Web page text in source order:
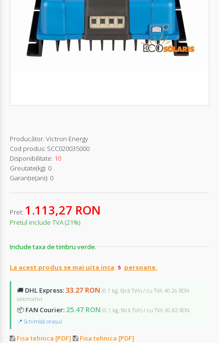
Înregistrează-
Producător: Victron Energy
Cod produs: SCC020035000
Disponibilitate: 10
Greutate(kg): 0
Garanţie(ani): 0
Pret: 1.113,27 RON
Pretul include TVA (21%)
Include taxa de timbru verde.
La acest produs se mai uita inca persoane.
🚚 DHL Express: 33.27 RON (0.1 kg, fără TVA) / cu TVA 40.26 RON
(estimativ)
📦 FAN Courier: 25.47 RON (0.1 kg, fără TVA) / cu TVA 30.82 RON
📍 Schimbă orașul
Fisa tehnica [PDF]
Fisa tehnica [PDF]